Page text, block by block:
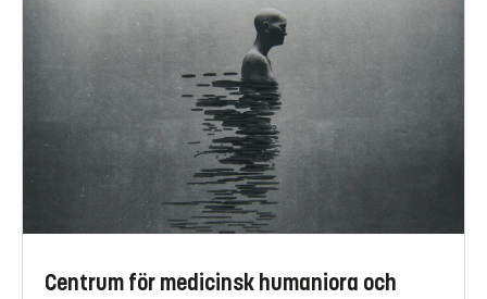
Centrum för medicinsk humaniora och